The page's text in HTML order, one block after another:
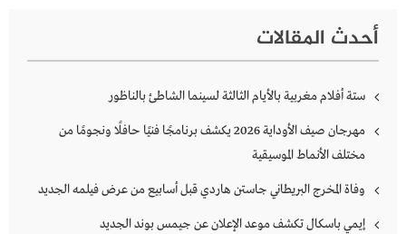
أحدث المقالات
ستة أفلام مغربية بالأيام الثالثة لسينما الشاطئ بالناظور
مهرجان صيف الأوداية 2026 يكشف برنامجًا فنيًا حافلًا ونجومًا من
مختلف الأنماط الموسيقية
وفاة المخرج البريطاني جاستن هاردي قبل أسابيع من عرض فيلمه الجديد
إيمي باسكال تكشف موعد الإعلان عن جيمس بوند الجديد